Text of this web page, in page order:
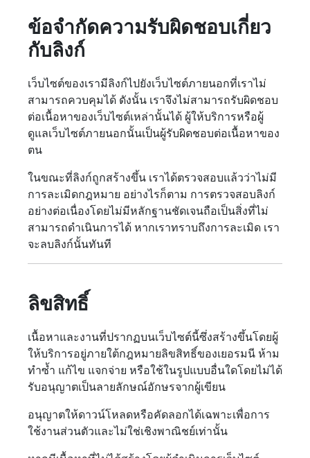
ข้อจำกัดความรับผิดชอบเกี่ยว
กับลิงก์
เว็บไซต์ของเรามีลิงก์ไปยังเว็บไซต์ภายนอกที่เราไม่
สามารถควบคุมได้ ดังนั้น เราจึงไม่สามารถรับผิดชอบ
ต่อเนื้อหาของเว็บไซต์เหล่านั้นได้ ผู้ให้บริการหรือผู้
ดูแลเว็บไซต์ภายนอกนั้นเป็นผู้รับผิดชอบต่อเนื้อหาของ
ตน
ในขณะที่ลิงก์ถูกสร้างขึ้น เราได้ตรวจสอบแล้วว่าไม่มี
การละเมิดกฎหมาย อย่างไรก็ตาม การตรวจสอบลิงก์
อย่างต่อเนื่องโดยไม่มีหลักฐานชัดเจนถือเป็นสิ่งที่ไม่
สามารถดำเนินการได้ หากเราทราบถึงการละเมิด เรา
จะลบลิงก์นั้นทันที
ลิขสิทธิ์
เนื้อหาและงานที่ปรากฏบนเว็บไซต์นี้ซึ่งสร้างขึ้นโดยผู้
ให้บริการอยู่ภายใต้กฎหมายลิขสิทธิ์ของเยอรมนี ห้าม
ทำซ้ำ แก้ไข แจกจ่าย หรือใช้ในรูปแบบอื่นใดโดยไม่ได้
รับอนุญาตเป็นลายลักษณ์อักษรจากผู้เขียน
อนุญาตให้ดาวน์โหลดหรือคัดลอกได้เฉพาะเพื่อการ
ใช้งานส่วนตัวและไม่ใช่เชิงพาณิชย์เท่านั้น